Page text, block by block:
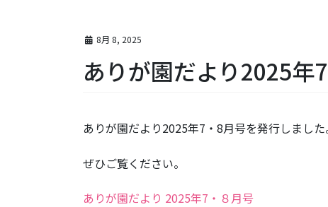
8月 8, 2025
ありが園だより2025年
ありが園だより2025年7・8月号を発行しました
ぜひご覧ください。
ありが園だより 2025年7・８月号